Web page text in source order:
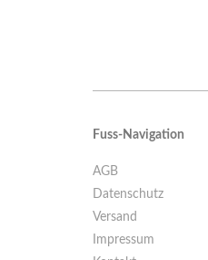
Fuss-Navigation
AGB
Datenschutz
Versand
Impressum